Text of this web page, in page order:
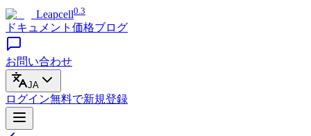
Leapcell0.3
ドキュメント 価格ブログ
お問い合わせ
JA
ログイン無料で新規登録